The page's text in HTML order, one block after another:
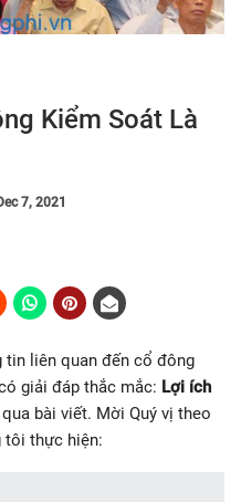
Kiểm Soát Là
7, 2021
tin liên quan đến cổ đông
giải đáp thắc mắc: Lợi ích
qua bài viết. Mời Quý vị theo
tôi thực hiện: